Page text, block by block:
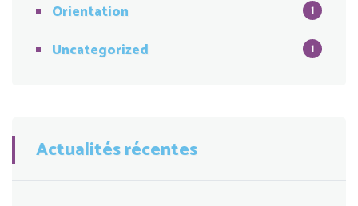
Orientation 1
Uncategorized 1
Actualités récentes